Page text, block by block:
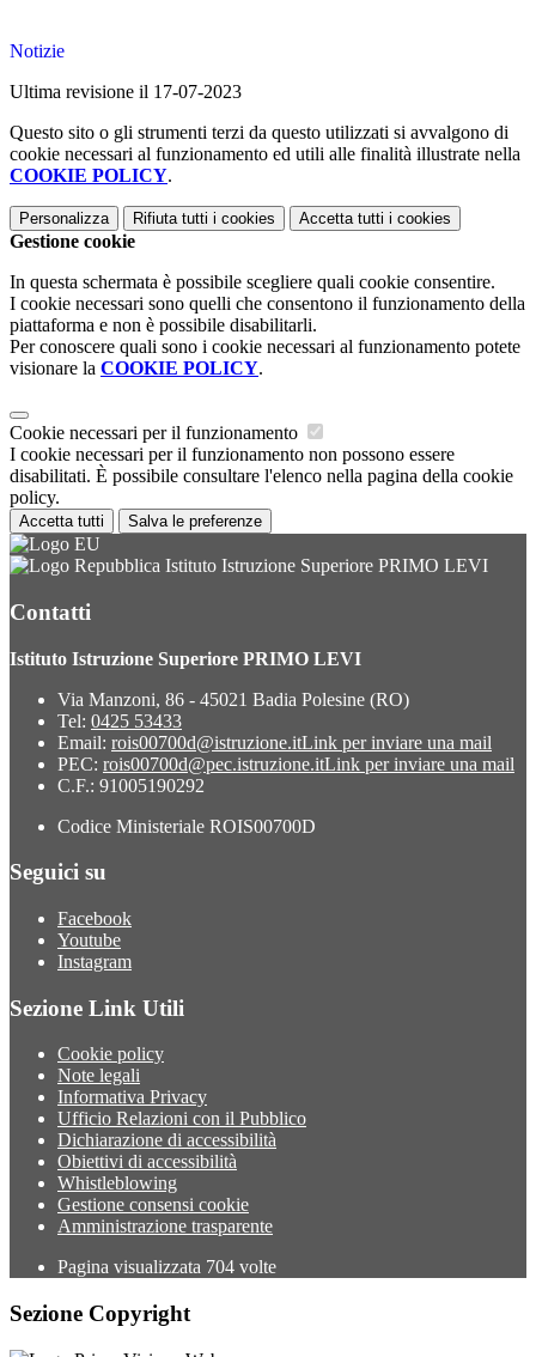
Notizie
Ultima revisione il 17-07-2023
Questo sito o gli strumenti terzi da questo utilizzati si avvalgono di
cookie necessari al funzionamento ed utili alle finalità illustrate nella
COOKIE POLICY.
Personalizza Rifiuta tutti i cookies Accetta tutti i cookies
Gestione cookie
In questa schermata è possibile scegliere quali cookie consentire.
I cookie necessari sono quelli che consentono il funzionamento della
piattaforma e non è possibile disabilitarli.
Per conoscere quali sono i cookie necessari al funzionamento potete
visionare la COOKIE POLICY.
Cookie necessari per il funzionamento
I cookie necessari per il funzionamento non possono essere
disabilitati. È possibile consultare l'elenco nella pagina della cookie
policy.
Accetta tutti Salva le preferenze
Istituto Istruzione Superiore PRIMO LEVI
Contatti
Istituto Istruzione Superiore PRIMO LEVI
Via Manzoni, 86 - 45021 Badia Polesine (RO)
Tel: 0425 53433
Email: rois00700d@istruzione.itLink per inviare una mail
PEC: rois00700d@pec.istruzione.itLink per inviare una mail
C.F.: 91005190292
Codice Ministeriale ROIS00700D
Seguici su
Facebook
Youtube
Instagram
Sezione Link Utili
Cookie policy
Note legali
Informativa Privacy
Ufficio Relazioni con il Pubblico
Dichiarazione di accessibilità
Obiettivi di accessibilità
Whistleblowing
Gestione consensi cookie
Amministrazione trasparente
Pagina visualizzata 704 volte
Sezione Copyright